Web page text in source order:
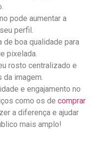
pode aumentar a
perfil.
de boa qualidade para
pixelada.
⁢rosto centralizado⁣ e
imagem.
e engajamento no
como os de comprar
a diferença e ajudar
​mais amplo!